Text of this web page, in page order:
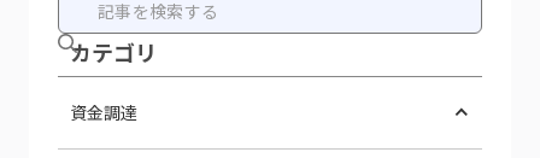
カテ ゴリ
資金調達